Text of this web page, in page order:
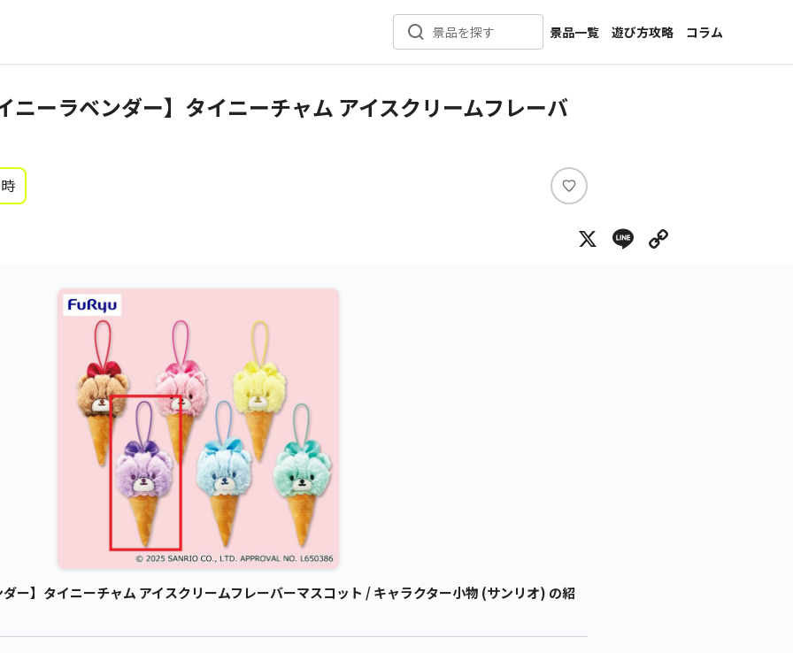
景品を探す
景品一覧
新着景品
カテゴリ一覧
遊び方攻略
コラム
インタビュー
ニーラベンダー】タイニーチャム アイスクリームフレーバ
い
ね
X Line
ー】タイニーチャム アイスクリームフレーバーマスコット / キャラクター小物 (サンリオ) の紹